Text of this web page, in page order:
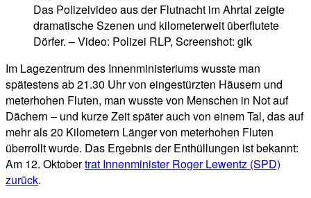
Das Polizeivideo aus der Flutnacht im Ahrtal zeigte
dramatische Szenen und kilometerweit überflutete
Dörfer. – Video: Polizei RLP, Screenshot: gik
Im Lagezentrum des Innenministeriums wusste man
spätestens ab 21.30 Uhr von eingestürzten Häusern und
meterhohen Fluten, man wusste von Menschen in Not auf
Dächern – und kurze Zeit später auch von einem Tal, das auf
mehr als 20 Kilometern Länger von meterhohen Fluten
überrollt wurde. Das Ergebnis der Enthüllungen ist bekannt:
Am 12. Oktobertrat Innenminister Roger Lewentz (SPD)
zurück.